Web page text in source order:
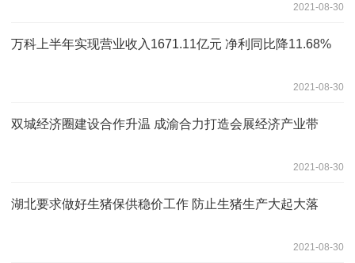
2021-08-30
万科上半年实现营业收入1671.11亿元 净利同比降11.68% ​
2021-08-30
双城经济圈建设合作升温 成渝合力打造会展经济产业带
2021-08-30
湖北要求做好生猪保供稳价工作 防止生猪生产大起大落
2021-08-30